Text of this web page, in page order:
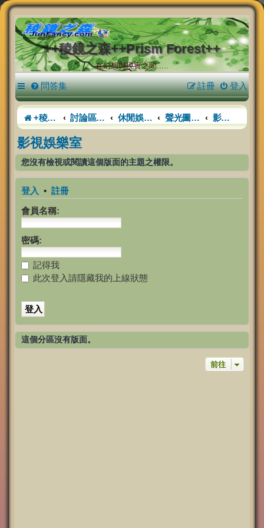
++稜鏡之森++Prism Forest++
在幻想與現實之間.....
問答集 登入
註冊
+稜鏡之森+ 討論區首頁 休閒娛樂活動中心 聲光圖影樓 影視娛樂室
影視娛樂室
您沒有檢視或閱讀這個版面的主題之權限。
登入 • 註冊
會員名稱:
密碼:
記得我
此次登入請隱藏我的上線狀態
這個分區沒有版面。
前往